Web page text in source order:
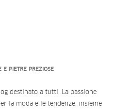
E PIETRE PREZIOSE
destinato a tutti. La passione
la moda e le tendenze, insieme